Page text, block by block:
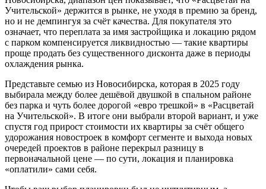
Учительской» держится в рынке, не уходя в премию за бренд,
но и не демпингуя за счёт качества. Для покупателя это
означает, что переплата за имя застройщика и локацию рядом
с парком компенсируется ликвидностью — такие квартиры
проще продать без существенного дисконта даже в периоды
охлаждения рынка.
Представьте семью из Новосибирска, которая в 2025 году
выбирала между более дешёвой двушкой в спальном районе
без парка и чуть более дорогой «евро трешкой» в «Расцветай
на Учительской». В итоге они выбрали второй вариант, и уже
спустя год прирост стоимости их квартиры за счёт общего
удорожания новостроек в комфорт сегменте и выхода новых
очередей проектов в районе перекрыл разницу в
первоначальной цене — по сути, локация и планировка
«оплатили» сами себя.